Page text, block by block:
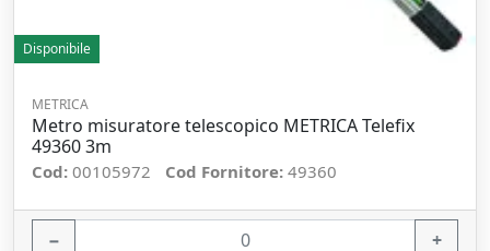
Disponibile
METRICA
Metro misuratore telescopico METRICA Telefix
49360 3m
Cod: 00105972 Cod Fornitore: 49360
− +